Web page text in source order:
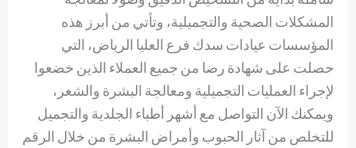
المشكلات الصحية والتجميلية، وتأتي من أبرز هذه
المؤسسات عيادات سدك فرع العليا الرياض، التي
حصلت على شهادة رضا من جميع العملاء الذين خضعوا
لإجراء العمليات التجميلية ومعالجة البشرة والشعر،
ويمكنك الآن التواصل مع أشهر أطباء الجلدية والتجميل
للتخلص من آثار الحبوب وأمراض البشرة من خلال الرقم